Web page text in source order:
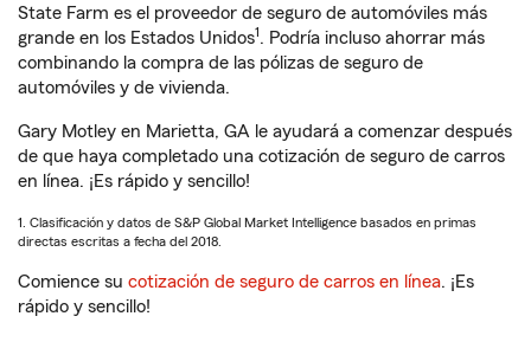
State Farm es el proveedor de seguro de automóviles más
grande en los Estados Unidos1. Podría incluso ahorrar más
combinando la compra de las pólizas de seguro de
automóviles y de vivienda.
Gary Motley en Marietta, GA le ayudará a comenzar después
de que haya completado una cotización de seguro de carros
en línea. ¡Es rápido y sencillo!
1. Clasificación y datos de S&P Global Market Intelligence basados en primas
directas escritas a fecha del 2018.
Comience su cotización de seguro de carros en línea. ¡Es
rápido y sencillo!